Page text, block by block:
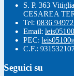
S. P. 363
CESAREA
Tel: 0836
Email:
PEC:
C.F.:
Seguici su